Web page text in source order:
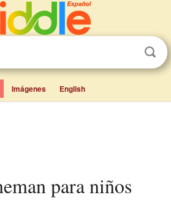
Imágenes English
para niños